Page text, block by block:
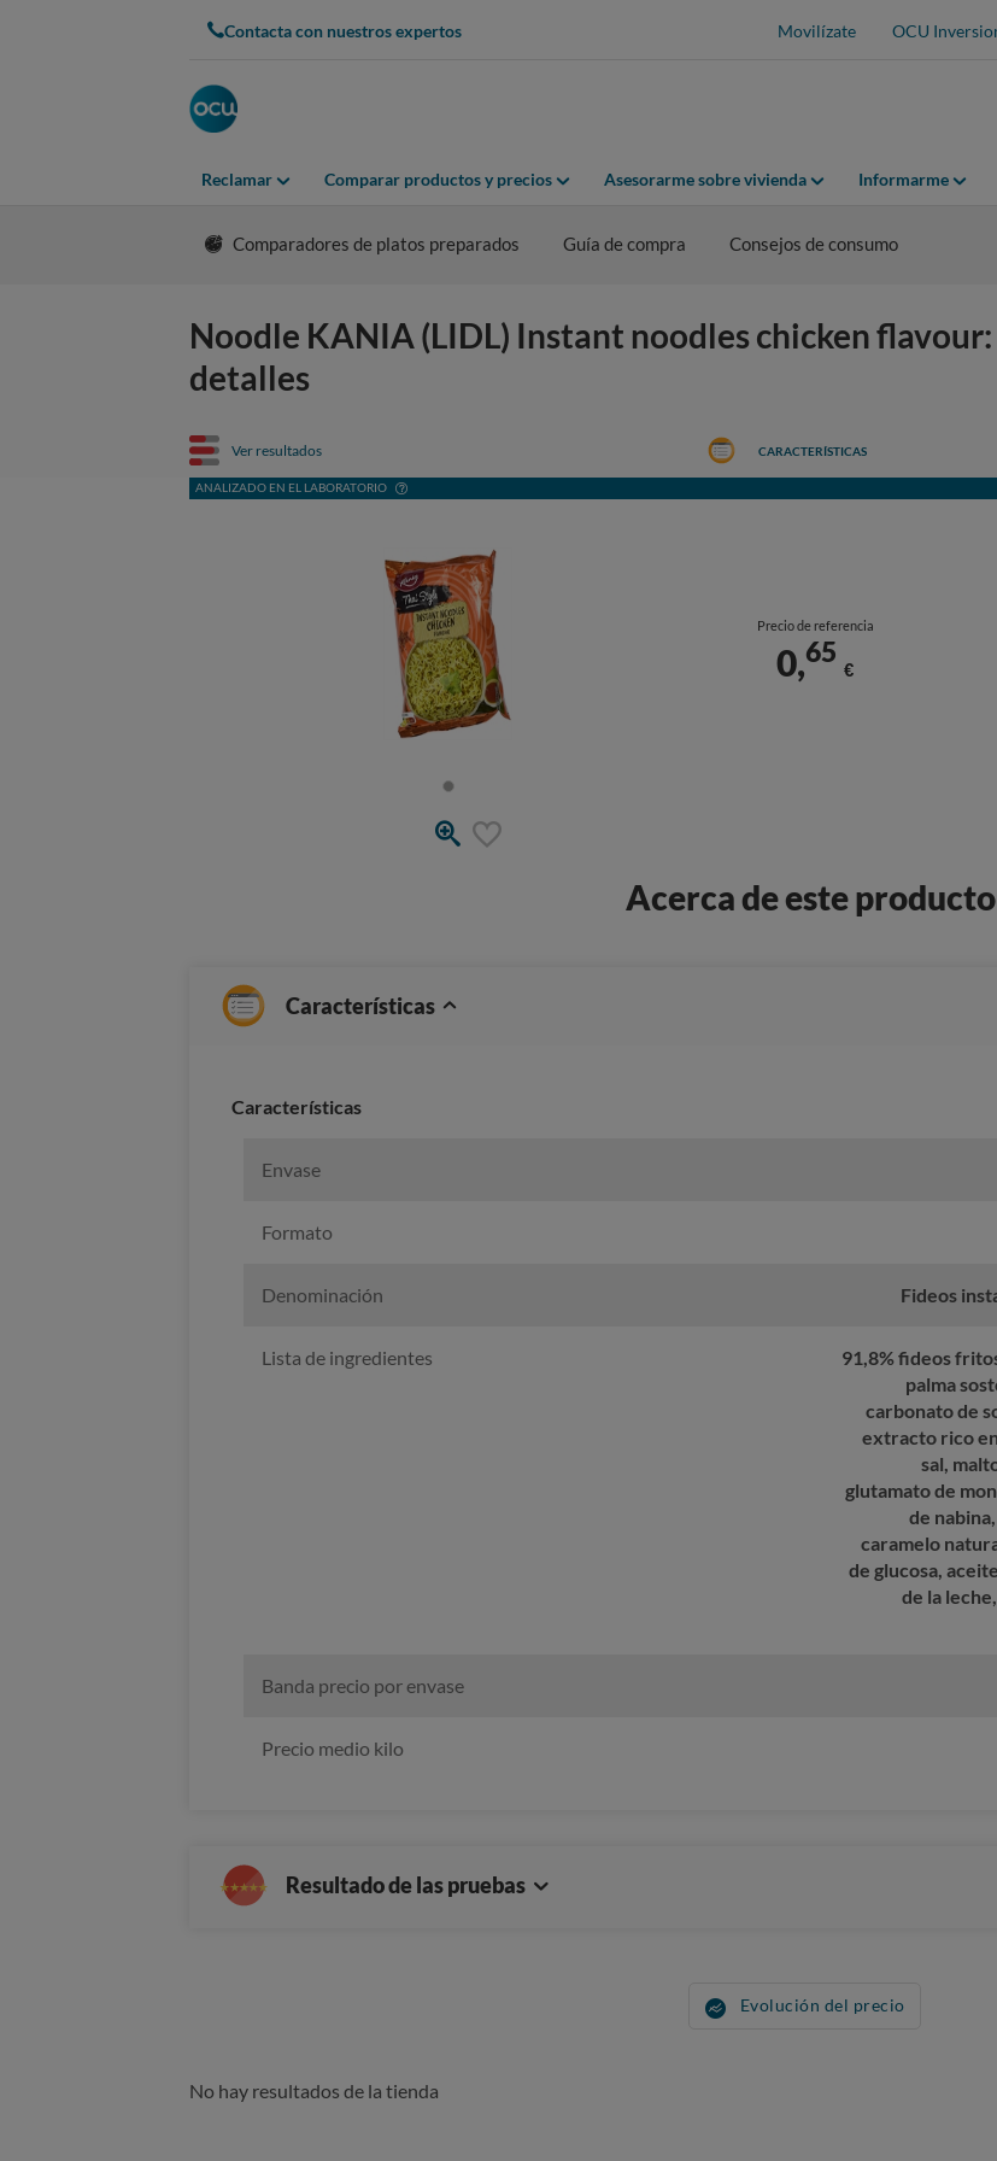
Contacta con nuestros expertos Movilízate OCU
Reclamar Comparar productos y precios Asesorarme sobre vivienda Informarme
Comparadores de platos preparados Guía de compra Consejos de consumo
Noodle KANIA (LIDL) Instant noodles chicken
detalles
Ver resultados
ANALIZADO EN EL LABORATORIO
CARACTERÍSTICAS
Precio de referencia
0,65
€
Acerca de este producto
Características
Características
Envase
Formato
Denominación Fideos
Lista de ingredientes
91,8% fideos
palma
carbonato de
extracto rico
sal,
glutamato de
de
caramelo
de glucosa,
de la
Banda precio por envase
Precio medio kilo
Resultado de las pruebas
Evolución del precio
No hay resultados de la tienda